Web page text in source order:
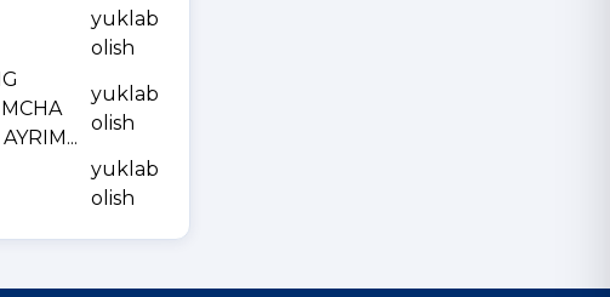
yuklab
olish
yuklab
olish
yuklab
olish